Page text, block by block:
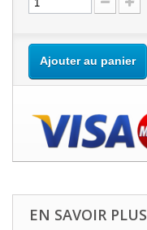
Ajouter au panier
EN SAVOIR PLUS